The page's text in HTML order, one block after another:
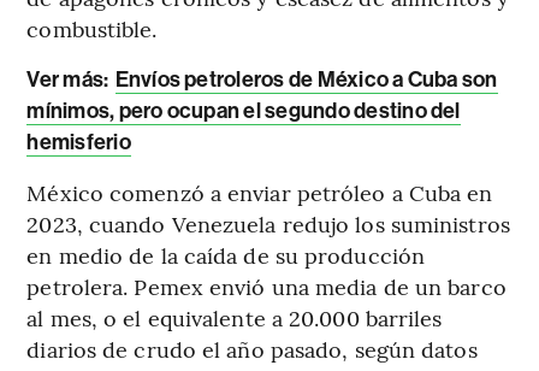
combustible.
Ver más: Envíos petroleros de México a Cuba son
mínimos, pero ocupan el segundo destino del
hemisferio
México comenzó a enviar petróleo a Cuba en
2023, cuando Venezuela redujo los suministros
en medio de la caída de su producción
petrolera. Pemex envió una media de un barco
al mes, o el equivalente a 20.000 barriles
diarios de crudo el año pasado, según datos